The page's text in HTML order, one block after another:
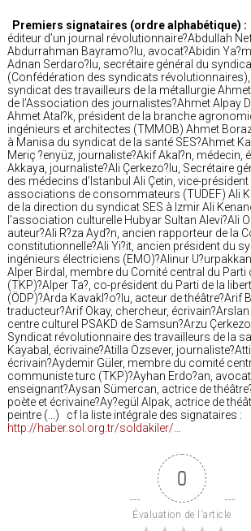
Premiers signataires (ordre alphabétique) :
éditeur d’un journal révolutionnaire?Abdullah
Abdurrahman Bayramo?lu, avocat?Abidin
Adnan Serdaro?lu, secrétaire général du
(Confédération des syndicats
syndicat des travailleurs de la métallurgie
de l’Association des journalistes?Ahmet Alpay
Ahmet Atal?k, président de la branche
ingénieurs et architectes (TMMOB) Ahmet
à Manisa du syndicat de la santé SES?Ahmet
Meriç ?enyüz, journaliste?Akif Akal?n, médecin,
Akkaya, journaliste?Ali Çerkezo?lu, Secrétaire
des médecins d’Istanbul Ali Çetin, vice-
associations de consommateurs (TUDEF) Ali
de la direction du syndicat SES à Izmir Ali
l’association culturelle Hubyar Sultan Alevi?Ali
auteur?Ali R?za Ayd?n, ancien rapporteur de la
constitutionnelle?Ali Yi?it, ancien président du
ingénieurs électriciens (EMO)?Alinur
Alper Birdal, membre du Comité central du
(TKP)?Alper Ta?, co-président du Parti de la
(ÖDP)?Arda Kavakl?o?lu, acteur de théâtre?Arif
traducteur?Arif Okay, chercheur, écrivain?Arslan
centre culturel PSAKD de Samsun?Arzu
Syndicat révolutionnaire des travailleurs de la
Kayabal, écrivaine?Atilla Özsever,
écrivain?Aydemir Güler, membre du comité
communiste turc (TKP)?Ayhan Erdo?an,
enseignant?Aysan Sümercan, actrice de
poète et écrivaine?Ay?egül Alpak, actrice de
peintre (…) cf la liste intégrale des signataires :
http://haber.sol.org.tr/soldakiler/…
0
Évaluation de l'article